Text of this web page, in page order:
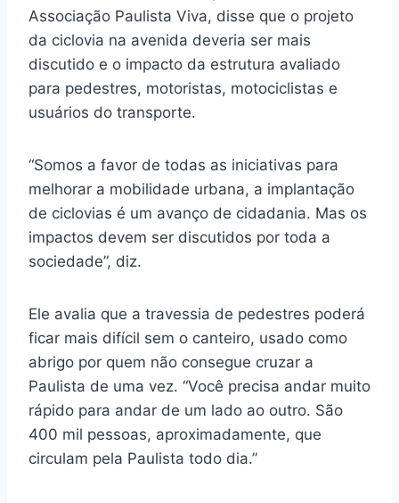
Associação Paulista Viva, disse que o projeto
da ciclovia na avenida deveria ser mais
discutido e o impacto da estrutura avaliado
para pedestres, motoristas, motociclistas e
usuários do transporte.
“Somos a favor de todas as iniciativas para
melhorar a mobilidade urbana, a implantação
de ciclovias é um avanço de cidadania. Mas os
impactos devem ser discutidos por toda a
sociedade”, diz.
Ele avalia que a travessia de pedestres poderá
ficar mais difícil sem o canteiro, usado como
abrigo por quem não consegue cruzar a
Paulista de uma vez. “Você precisa andar muito
rápido para andar de um lado ao outro. São
400 mil pessoas, aproximadamente, que
circulam pela Paulista todo dia.”